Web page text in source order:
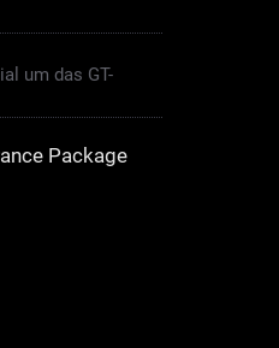
um das GT-